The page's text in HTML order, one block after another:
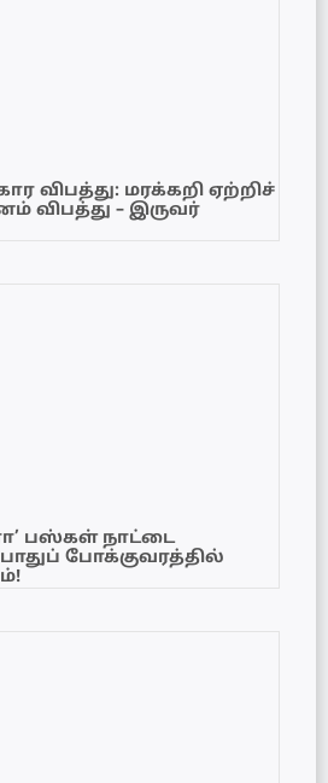
விபத்து: மரக்கறி ஏற்றிச்
விபத்து – இருவர்
பஸ்கள் நாட்டை
போக்குவரத்தில்